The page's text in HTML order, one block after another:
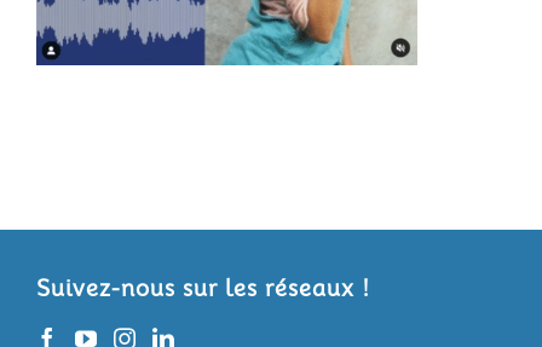
Suivez-nous sur les réseaux !